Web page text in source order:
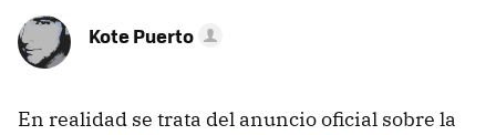
Kote Puerto
En realidad se trata del anuncio oficial sobre la